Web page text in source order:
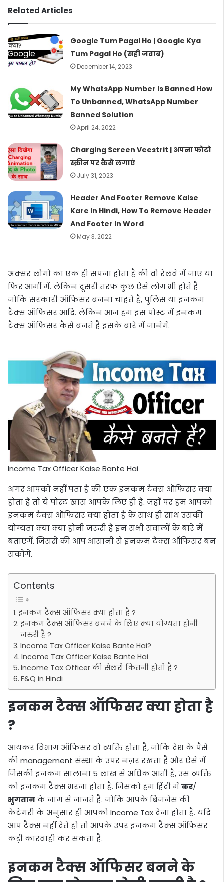
Related Articles
Google Tum Pagal Ho | Google Kya
Tum Pagal Ho (सही जवाब)
December 14, 2023
My WhatsApp Number Is Banned How
To Unbanned, WhatsApp Number
Banned Solution
April 24, 2022
Charging Screen Veestrit | अपना फोटो
स्क्रीन पर कैसे लगाएं
July 31, 2023
Header And Footer Remove Kaise
Kare In Hindi, How To Remove Header
And Footer In Word
May 3, 2022
अक्सर लोगो का एक ही सपना होता है की वो रेलवे में जाए या
फिर आर्मी में. लेकिन दूसरी तरफ कुछ ऐसे लोग भी होते है
जोकि सरकारी ऑफिसर बनना चाहते है, पुलिस या इनकम
टैक्स ऑफिसर आदि. लेकिन आज हम इस पोस्ट में इनकम
टैक्स ऑफिसर कैसे बनते है इसके बारे में जानेगें.
Income Tax Officer Kaise Bante Hai
अगर आपको नहीं पता है की एक इनकम टैक्स ऑफिसर क्या
होता है तो ये पोस्ट खास आपके लिए ही है. जहाँ पर हम आपको
इनकम टैक्स ऑफिसर क्या होता है के साथ ही साथ उसकी
योग्यता क्या क्या होनी जरुरी है इन सभी सवालों के बारे में
बताएगें. जिससे की आप आसानी से इनकम टैक्स ऑफिसर बन
सकोगे.
Contents
इनकम टैक्स ऑफिसर क्या होता है ?
इनकम टैक्स ऑफिसर बनने के लिए क्या योग्यता होनी
जरुरी है ?
Income Tax Officer Kaise Bante Hai?
Income Tax Officer Kaise Bante Hai
Income Tax Officer की सेलरी कितनी होती है ?
F&Q in Hindi
इनकम टैक्स ऑफिसर क्या होता है
?
आयकर विभाग ऑफिसर वो व्यक्ति होता है, जोकि देश के पैसे
की management संस्था के उपर नज़र रखता है और ऐसे में
जिसकी इनकम सालाना 5 लाख से अधिक आती है, उस व्यक्ति
को इनकम टैक्स भरना होता है. जिसको हम हिंदी मेंकर/
भुगतानके नाम से जानते है. जोकि आपके बिजनेस की
केटेगरी के अनुसार ही आपको Income Tax देना होता है. यदि
आप टैक्स नहीं देते हो तो आपके उपर इनकम टैक्स ऑफिसर
कड़ी कारवाही कर सकता है.
इनकम टैक्स ऑफिसर बनने के